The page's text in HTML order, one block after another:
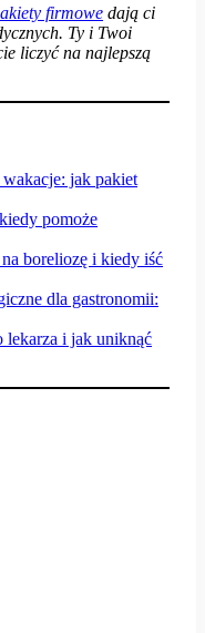
akiety firmowe dają ci
Ty i Twoi
liczyć na najlepszą
jak pakiet
pomoże
boreliozę i kiedy iść
dla gastronomii:
lekarza i jak uniknąć